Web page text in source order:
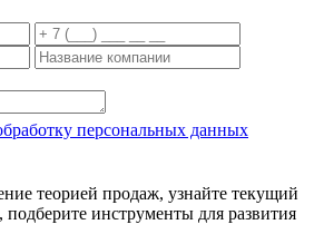
персональных данных
теорией продаж, узнайте текущий
подберите инструменты для развития